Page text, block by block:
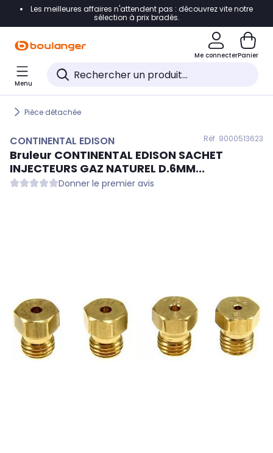
Accéder directement à la navigation
Accéder directement au pied de page
Accéder directement au chatbot
Les meilleures affaires n'attendent pas : découvrez vite notre
sélection à prix bradés.
Me connecterPanier
Menu
Pièce détachée
CONTINENTAL EDISON Réf. 9000513623
Bruleur CONTINENTAL EDISON SACHET
INJECTEURS GAZ NATUREL D.6MM...
Donner le premier avis